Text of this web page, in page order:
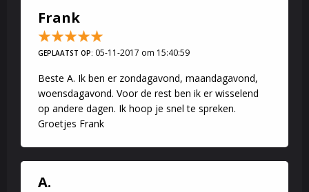
Frank
GEPLAATST OP: 05-11-2017 om 15:40:59
Beste A. Ik ben er zondagavond, maandagavond,
woensdagavond. Voor de rest ben ik er wisselend
op andere dagen. Ik hoop je snel te spreken.
Groetjes Frank
A.